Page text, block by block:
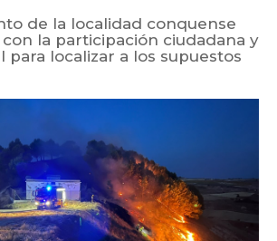
de la localidad conquense
la participación ciudadana y
para localizar a los supuestos